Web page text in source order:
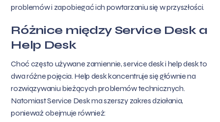
problemów i zapobiegać ich powtarzaniu się w przyszłości.
Różnice między Service Desk a
Help Desk
Choć często używane zamiennie, service desk i help desk to
dwa różne pojęcia. Help desk koncentruje się głównie na
rozwiązywaniu bieżących problemów technicznych.
Natomiast Service Desk ma szerszy zakres działania,
ponieważ obejmuje również: